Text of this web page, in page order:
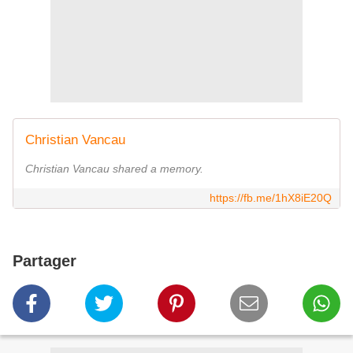
Christian Vancau
Christian Vancau shared a memory.
https://fb.me/1hX8iE20Q
Partager